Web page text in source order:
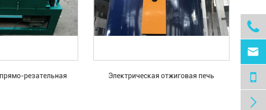
резательная
Электрическая отжиговая печь


